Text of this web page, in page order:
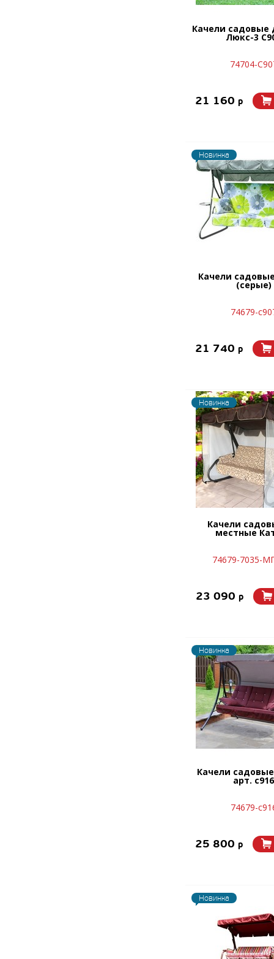
Качели садовые
Люкс-3
74704-
21 160 p
Новинка
Качели
(серые)
74679-
21 740 p
Новинка
Качели
местные
74679-7035-
23 090 p
Новинка
Качели
арт. с916
74679-
25 800 p
Новинка